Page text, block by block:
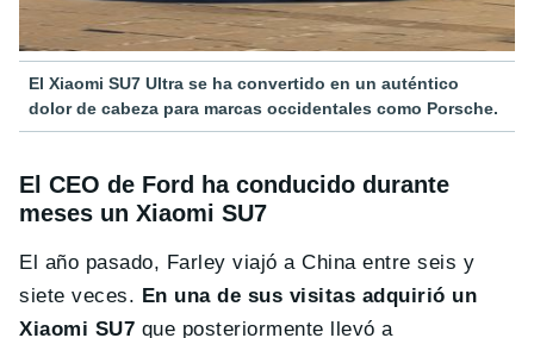
El Xiaomi SU7 Ultra se ha convertido en un auténtico
dolor de cabeza para marcas occidentales como Porsche.
El CEO de Ford ha conducido durante
meses un Xiaomi SU7
El año pasado, Farley viajó a China entre seis y
siete veces. En una de sus visitas adquirió un
Xiaomi SU7 que posteriormente llevó a